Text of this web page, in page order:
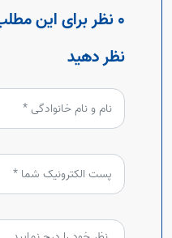
0 نظر برای این مطلب وجود دارد
نظر دهید